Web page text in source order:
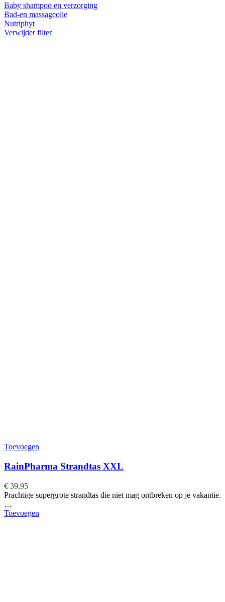
Baby shampoo en verzorging
Bad-en massageolie
Nutriphyt
Verwijder filter
Toevoegen
RainPharma Strandtas XXL
€ 39,95
Prachtige supergrote strandtas die niet mag ontbreken op je vakantie.
…
Toevoegen